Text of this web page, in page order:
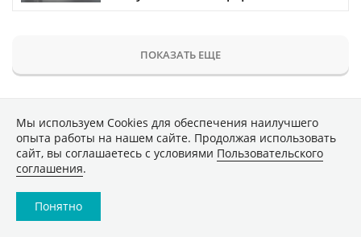
ПОКАЗАТЬ ЕЩЕ
НАУКА
Мы используем Сookies для обеспечения наилучшего
опыта работы на нашем сайте. Продолжая использовать
сайт, вы соглашаетесь с условиями Пользовательского
соглашения.
Понятно